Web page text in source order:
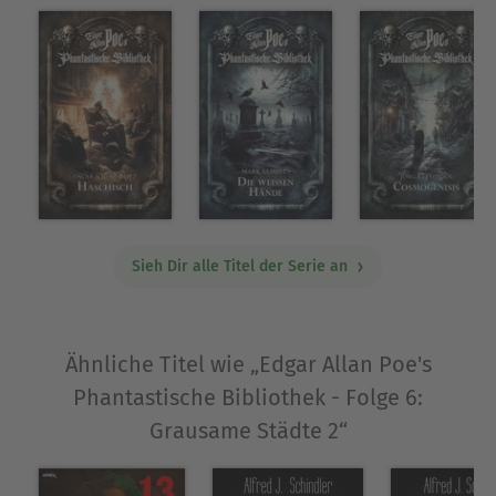
Deckengemälde zu vollenden. Doch in der
nachtdunklen Kirche erwartet ihn das namenlose
Grauen. GRAUSAME STAEDTE 2 vereint Erzählungen
aus Paris und Prag zu einem geheimnisvollen
Gewebe. Zusätzlich wird der Blick durch zwei
Exkursionen erweitert, die in anderen Gegenden
spielen. Unheimliche Phantastik am
ausgefransten Rand der Wirklichkeit und darüber
dem Vincent-Preis 2008 ausgezeichnet.
Markus K. Korb wurde 1971 in Werneck bei
Schweinfurt (Unterfranken/Bayern) geboren. Er
veröffentlichte seine Erzählungen zunächst in
zahlreichen Literaturmagazinen und Anthologien.
Im Jahr 2002 betätigte er sich als Herausgeber der
Sieh Dir alle Titel der Serie an
Ähnliche Titel wie „Edgar Allan Poe's
Phantastische Bibliothek - Folge 6:
Grausame Städte 2“